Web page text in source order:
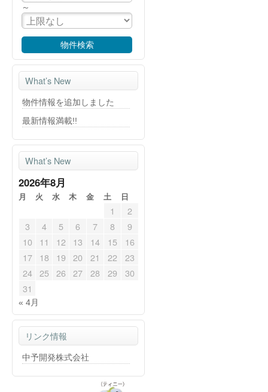
～
What’s New
物件情報を追加しました
最新情報満載!!
What’s New
2026年8月
月 火 水 木 金 土 日
1
2
3
4 5 6 7 8
9
10
11 12 13 14 15
16
17
18 19 20 21 22
23
24
25 26 27 28 29
30
31
« 4月
リンク情報
中予開発株式会社